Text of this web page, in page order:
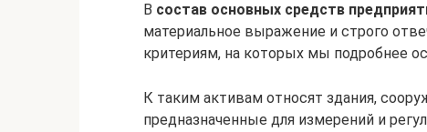
В состав основных средств
материальное выражение и строго
критериям, на которых мы подробнее
К таким активам относят здания,
предназначенные для измерений и